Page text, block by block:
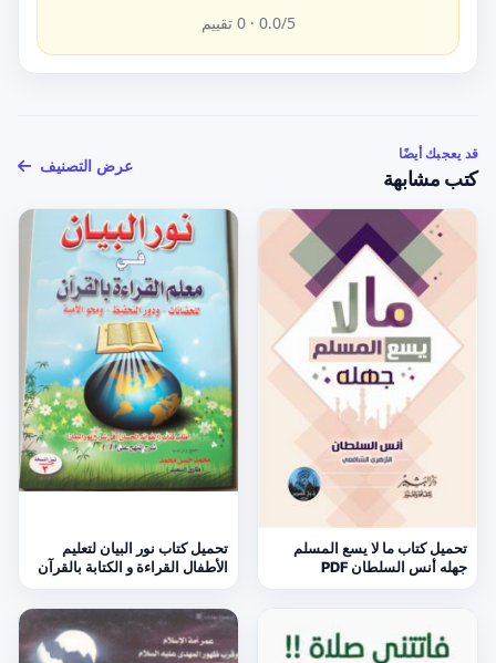
0.0/5 ·
0 تقييم
قد يعجبك أيضًا
كتب مشابهة
عرض التصنيف
تحميل كتاب ما لا يسع المسلم
جهله أنس السلطان PDF
تحميل كتاب نور البيان لتعليم
الأطفال القراءة و الكتابة بالقرآن